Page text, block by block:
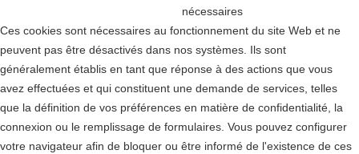
nécessaires
Ces cookies sont nécessaires au fonctionnement du site Web et ne
peuvent pas être désactivés dans nos systèmes. Ils sont
généralement établis en tant que réponse à des actions que vous
avez effectuées et qui constituent une demande de services, telles
que la définition de vos préférences en matière de confidentialité, la
connexion ou le remplissage de formulaires. Vous pouvez configurer
votre navigateur afin de bloquer ou être informé de l'existence de ces